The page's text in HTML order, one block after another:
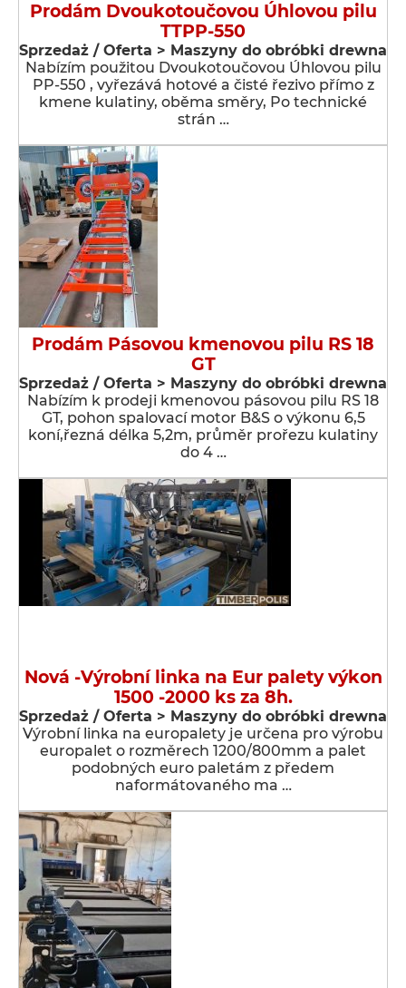
Prodám Dvoukotoučovou Úhlovou pilu
TTPP-550
Sprzedaż / Oferta > Maszyny do obróbki drewna
Nabízím použitou Dvoukotoučovou Úhlovou pilu
PP-550 , vyřezává hotové a čisté řezivo přímo z
kmene kulatiny, oběma směry, Po technické
strán …
Prodám Pásovou kmenovou pilu RS 18
GT
Sprzedaż / Oferta > Maszyny do obróbki drewna
Nabízím k prodeji kmenovou pásovou pilu RS 18
GT, pohon spalovací motor B&S o výkonu 6,5
koní,řezná délka 5,2m, průměr prořezu kulatiny
do 4 …
Nová -Výrobní linka na Eur palety výkon
1500 -2000 ks za 8h.
Sprzedaż / Oferta > Maszyny do obróbki drewna
Výrobní linka na europalety je určena pro výrobu
europalet o rozměrech 1200/800mm a palet
podobných euro paletám z předem
naformátovaného ma …